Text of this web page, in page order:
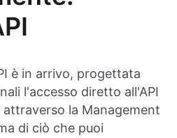
è in arrivo, progettata
l'accesso diretto all'API
la Management
di ciò che puoi